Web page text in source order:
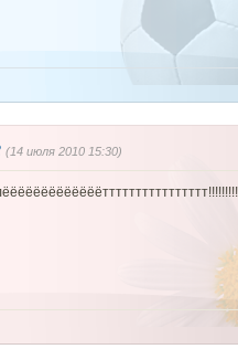
(14 июля 2010 15:30)